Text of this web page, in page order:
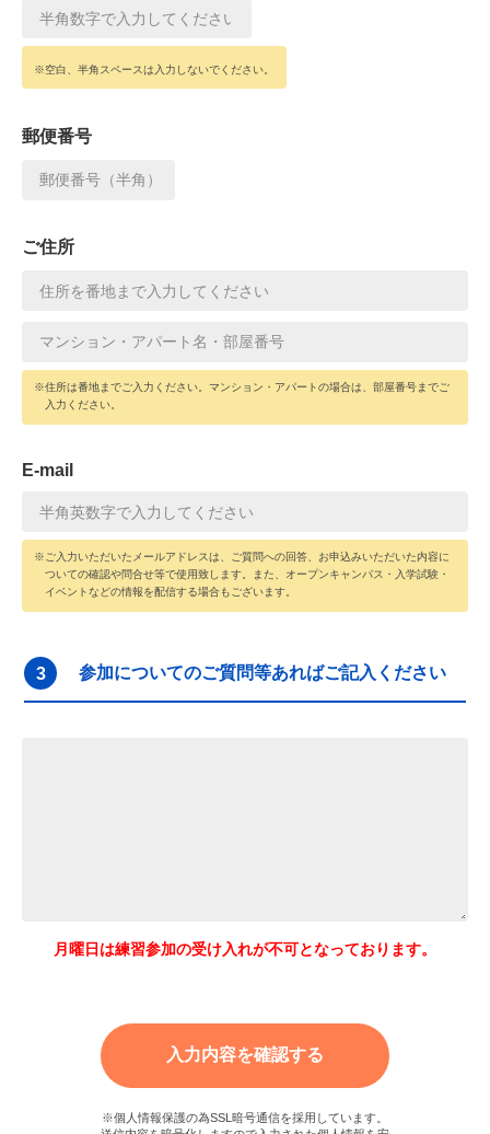
※空白、半角スペースは入力しないでください。
郵便番号
ご住所
※住所は番地までご入力ください。マンション・アパートの場合は、部屋番号までご
入力ください。
E-mail
※ご入力いただいたメールアドレスは、ご質問への回答、お申込みいただいた内容に
ついての確認や問合せ等で使用致します。また、オープンキャンパス・入学試験・
イベントなどの情報を配信する場合もございます。
3 参加についてのご質問等あればご記入ください
月曜日は練習参加の受け入れが不可となっております。
※個人情報保護の為SSL暗号通信を採用しています。